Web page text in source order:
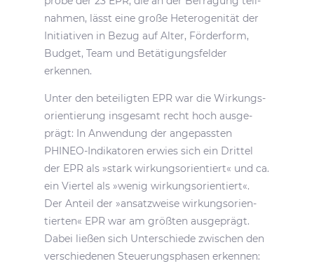
nahmen, lässt eine große Hete­ro­ge­nität der
Initia­tiven in Bezug auf Alter, Förder­form,
Budget, Team und Betä­ti­gungs­felder
erkennen.
Unter den betei­ligten EPR war die Wirkungs­
ori­en­tie­rung insge­samt recht hoch ausge­
prägt: In Anwen­dung der ange­passten
PHINEO-Indi­ka­toren erwies sich ein Drittel
der EPR als »stark wirkungs­ori­en­tiert« und ca.
ein Viertel als »wenig wirkungs­ori­en­tiert«.
Der Anteil der »ansatz­weise wirkungs­ori­en­
tierten« EPR war am größten ausge­prägt.
Dabei ließen sich Unter­schiede zwischen den
verschie­denen Steue­rungs­phasen erkennen: